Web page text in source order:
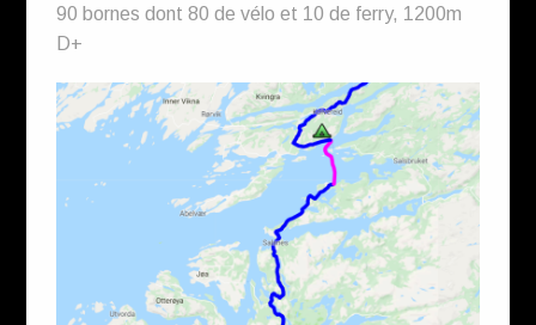
90 bornes dont 80 de vélo et 10 de ferry, 1200m
D+